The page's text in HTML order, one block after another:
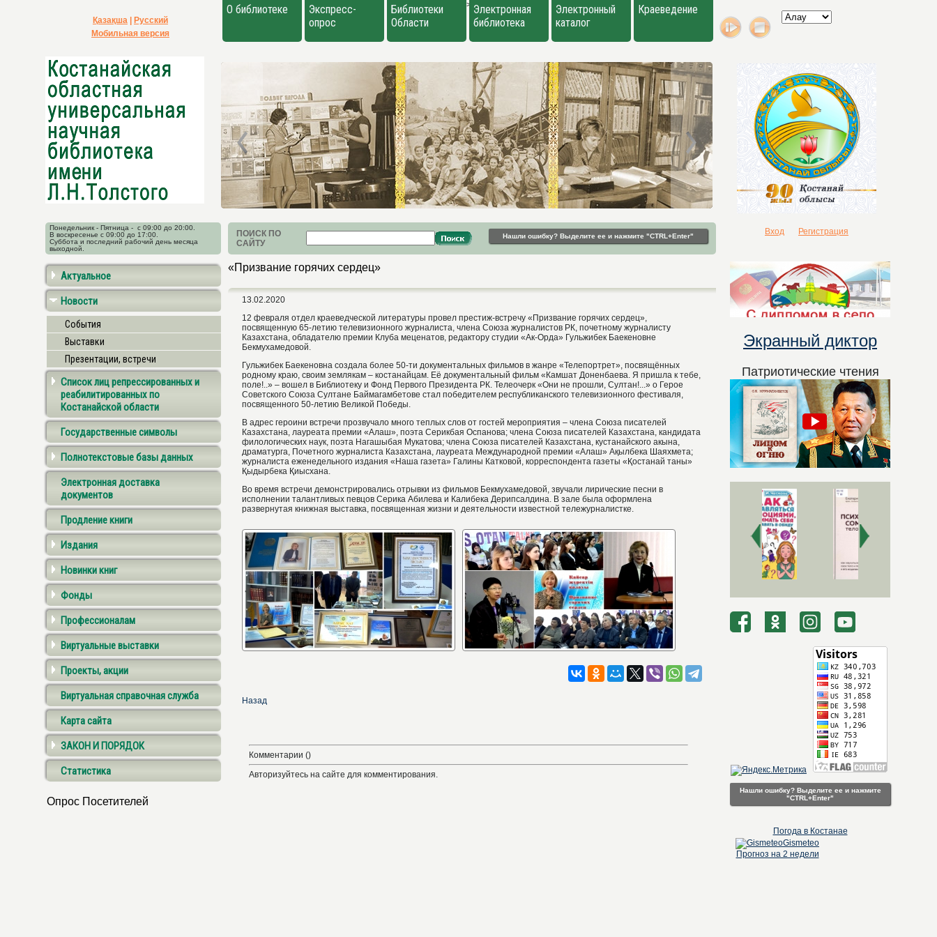
>
Қазақша
Русский
Мобильная версия
О библиотеке
Экспресс-
опрос
Библиотеки
Области
Электронная
библиотека
Электронный
каталог
Краеведение
Понедельник - Пятница - с 09:00 до 20:00.
В воскресенье с 09:00 до 17:00.
Суббота и последний рабочий день месяца
выходной.
ПОИСК ПО
САЙТУ
Нашли ошибку? Выделите ее и нажмите "CTRL+Enter" Вход Регистрация
Актуальное
Новости
События
Выставки
Презентации, встречи
Список лиц репрессированных и
реабилитированных по
Костанайской области
Государственные символы
Полнотекстовые базы данных
Электронная доставка
документов
Продление книги
Издания
Новинки книг
Фонды
Профессионалам
Виртуальные выставки
Проекты, акции
Виртуальная справочная служба
Карта сайта
ЗАКОН И ПОРЯДОК
Статистика
Опрос Посетителей
«Призвание горячих сердец»
13.02.2020
12 февраля отдел краеведческой литературы провел престиж-встречу «Призвание горячих сердец»,
посвященную 65-летию телевизионного журналиста, члена Союза журналистов РК, почетному журналисту
Казахстана, обладателю премии Клуба меценатов, редактору студии «Ак-Орда» Гульжибек Баекеновне
Бекмухамедовой.
Гульжибек Баекеновна создала более 50-ти документальных фильмов в жанре «Телепортрет», посвящённых
родному краю, своим землякам – костанайцам. Её документальный фильм «Камшат Доненбаева. Я пришла к тебе,
поле!..» – вошел в Библиотеку и Фонд Первого Президента РК. Телеочерк «Они не прошли, Султан!...» о Герое
Советского Союза Султане Баймагамбетове стал победителем республиканского телевизионного фестиваля,
посвященного 50-летию Великой Победы.
В адрес героини встречи прозвучало много теплых слов от гостей мероприятия – члена Союза писателей
Казахстана, лауреата премии «Алаш», поэта Серикбая Оспанова; члена Союза писателей Казахстана, кандидата
филологических наук, поэта Нагашыбая Мукатова; члена Союза писателей Казахстана, кустанайского акына,
драматурга, Почетного журналиста Казахстана, лауреата Международной премии «Алаш» Ақылбека Шаяхмета;
журналиста еженедельного издания «Наша газета» Галины Катковой, корреспондента газеты «Қостанай таны»
Қыдырбека Қиысхана.
Во время встречи демонстрировались отрывки из фильмов Бекмухамедовой, звучали лирические песни в
исполнении талантливых певцов Серика Абилева и Калибека Дерипсалдина. В зале была оформлена
развернутая книжная выставка, посвященная жизни и деятельности известной тележурналистке.
Назад
Комментарии ()
Авторизуйтесь на сайте для комментирования.
Экранный диктор
Патриотические чтения
Нашли ошибку? Выделите ее и нажмите
"CTRL+Enter"
Погода в Костанае
Gismeteo
Прогноз на 2 недели